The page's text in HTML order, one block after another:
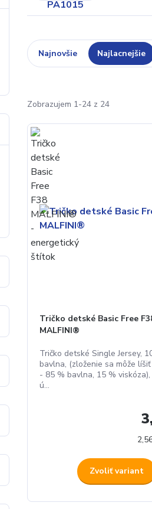
Najnovšie Najlacnejšie
Zobrazujem 1-24 z 24
Tričko detské Basic Free
MALFINI®
Tričko detské Single Jersey,
bavlna, (zloženie sa môže
- 85 % bavlna, 15 %
ú...
Zvoliť variant